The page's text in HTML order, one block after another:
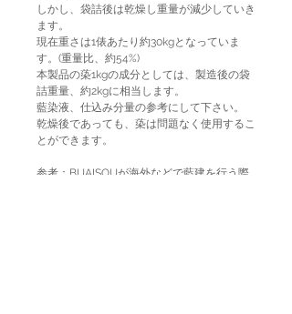
しかし、袋詰後は乾燥し重量が減少していき
ます。
現在重さは1俵あたり約30kgとなっていま
す。(重量比、約54%)
本製品の蒅1kgの成分としては、製造後の袋
詰重量、約2kgに相当します。
藍染液、仕込み分量の参考にして下さい。
乾燥後であっても、蒅は問題なく使用するこ
とができます。
参考：BUAISOUが海外などで藍建を行う際